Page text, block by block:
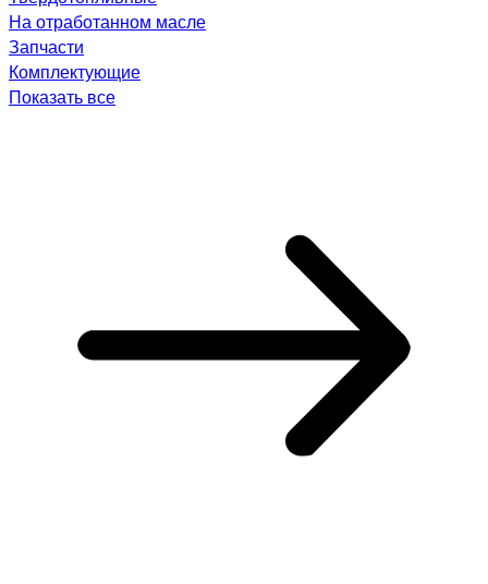
На отработанном масле
Запчасти
Комплектующие
Показать все